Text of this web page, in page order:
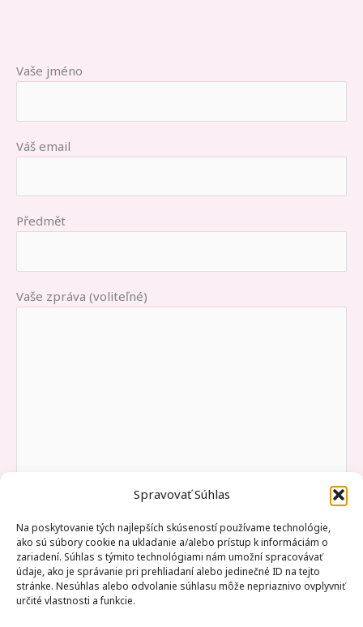
Spravovať Súhlas
Na poskytovanie tých najlepších skúseností používame technológie,
ako sú súbory cookie na ukladanie a/alebo prístup k informáciám o
zariadení. Súhlas s týmito technológiami nám umožní spracovávať
údaje, ako je správanie pri prehliadaní alebo jedinečné ID na tejto
stránke. Nesúhlas alebo odvolanie súhlasu môže nepriaznivo ovplyvniť
určité vlastnosti a funkcie.
Vaše jméno
Váš email
Předmět
Vaše zpráva (voliteľné)
Souhlasím se zpracováním svých osobních údajů.